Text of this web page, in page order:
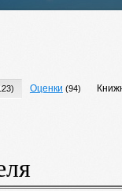
Оценки (94)